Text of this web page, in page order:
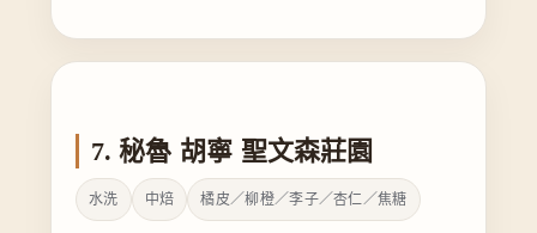
7. 秘魯 胡寧 聖文森莊園
水洗 中焙 橘皮／柳橙／李子／杏仁／焦糖